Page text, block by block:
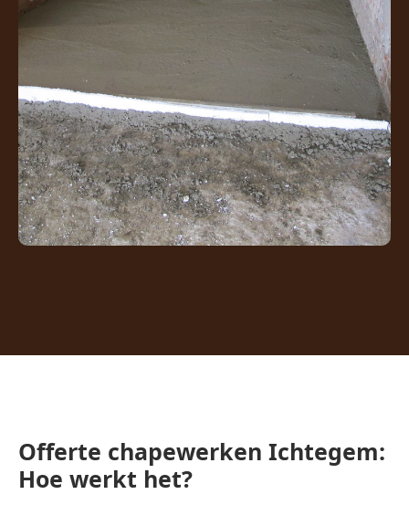
Offerte chapewerken Ichtegem:
Hoe werkt het?